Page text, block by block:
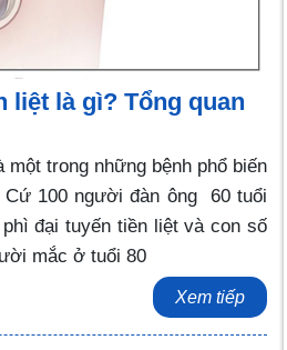
liệt là gì? Tổng quan
một trong những bệnh phổ biến
100 người đàn ông 60 tuổi
đại tuyến tiền liệt và con số
mắc ở tuổi 80
Xem tiếp